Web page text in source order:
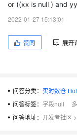
or ((xx is null ) and
2022-01-27 15:13:01
赞同 展开
问答分类： 实时数仓
问答标签： 字段null
问答地址： 开发者社区 >